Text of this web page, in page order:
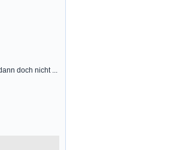
doch nicht ...